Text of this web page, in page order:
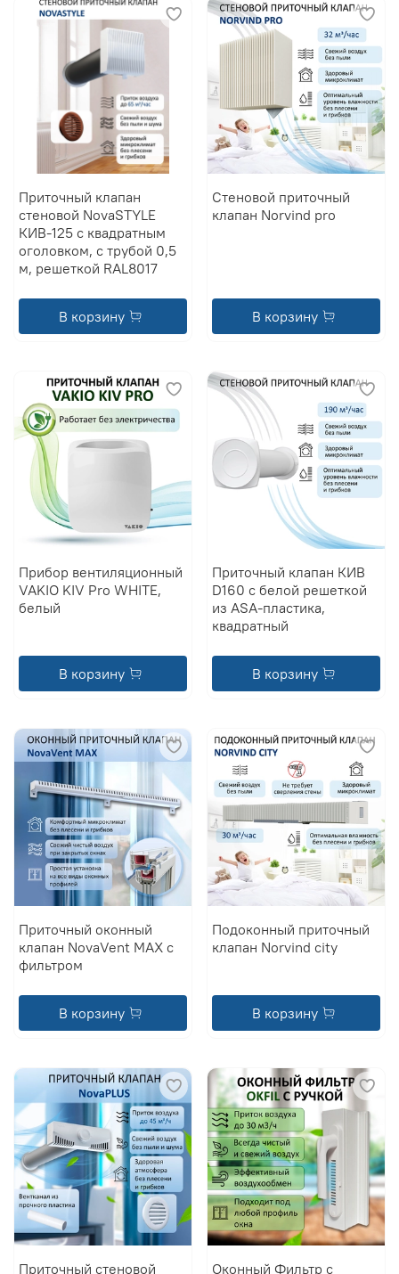
Приточный клапан
стеновой NovaSTYLE
КИВ-125 с квадратным
оголовком, с трубой 0,5
м, решеткой RAL8017
В корзину
Стеновой приточный
клапан Norvind pro
В корзину
Прибор вентиляционный
VAKIO KIV Pro WHITE,
белый
В корзину
Приточный клапан КИВ
D160 с белой решеткой
из ASA-пластика,
квадратный
В корзину
Приточный оконный
клапан NovaVent MAX с
фильтром
В корзину
Подоконный приточный
клапан Norvind city
В корзину
Приточный стеновой Оконный Фильтр с